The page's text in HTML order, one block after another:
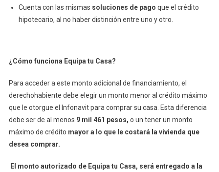
Cuenta con las mismas soluciones de pago que el crédito
hipotecario, al no haber distinción entre uno y otro.
¿Cómo funciona Equipa tu Casa?
Para acceder a este monto adicional de financiamiento, el
derechohabiente debe elegir un monto menor al crédito máximo
que le otorgue el Infonavit para comprar su casa. Esta diferencia
debe ser de al menos 9 mil 461 pesos, o un tener un monto
máximo de crédito mayor a lo que le costará la vivienda que
desea comprar.
El monto autorizado de Equipa tu Casa, será entregado a la